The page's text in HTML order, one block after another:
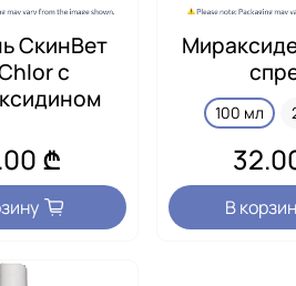
СкинВет
с
₾
100 мл
В